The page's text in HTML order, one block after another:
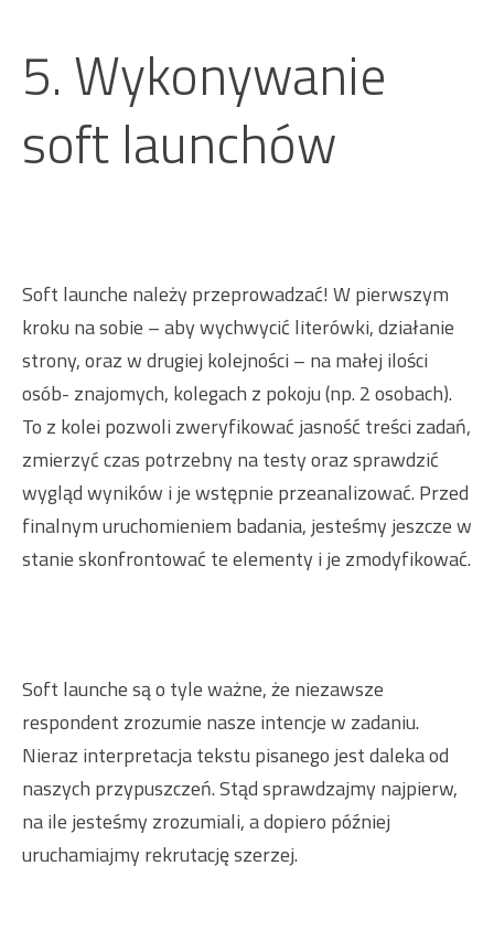
5. Wykonywanie
soft launchów
Soft launche należy przeprowadzać! W pierwszym
kroku na sobie – aby wychwycić literówki, działanie
strony, oraz w drugiej kolejności – na małej ilości
osób- znajomych, kolegach z pokoju (np. 2 osobach).
To z kolei pozwoli zweryfikować jasność treści zadań,
zmierzyć czas potrzebny na testy oraz sprawdzić
wygląd wyników i je wstępnie przeanalizować. Przed
finalnym uruchomieniem badania, jesteśmy jeszcze w
stanie skonfrontować te elementy i je zmodyfikować.
Soft launche są o tyle ważne, że niezawsze
respondent zrozumie nasze intencje w zadaniu.
Nieraz interpretacja tekstu pisanego jest daleka od
naszych przypuszczeń. Stąd sprawdzajmy najpierw,
na ile jesteśmy zrozumiali, a dopiero później
uruchamiajmy rekrutację szerzej.